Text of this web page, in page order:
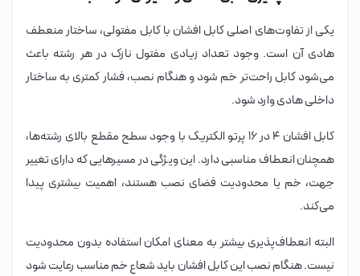
یکی از تفاوت‌های اصلی کابل افشان با کابل مفتولی، ساختار منعطف
هادی آن است. وجود تعداد زیادی مفتول نازک در هر رشته باعث
می‌شود کابل راحت‌تر خم شود و هنگام نصب، فشار کمتری به ساختار
داخلی هادی وارد شود.
کابل افشان ۴ در ۱۶ پرتو الکتریک با وجود سطح مقطع بالای رشته‌ها،
همچنان انعطاف مناسبی دارد. این ویژگی در مسیرهایی که دارای تغییر
جهت، خم یا محدودیت فضای نصب هستند، اهمیت بیشتری پیدا
می‌کند.
البته انعطاف‌پذیری بیشتر به معنای امکان استفاده بدون محدودیت
نیست. هنگام نصب این کابل افشان باید شعاع خم مناسب رعایت شود